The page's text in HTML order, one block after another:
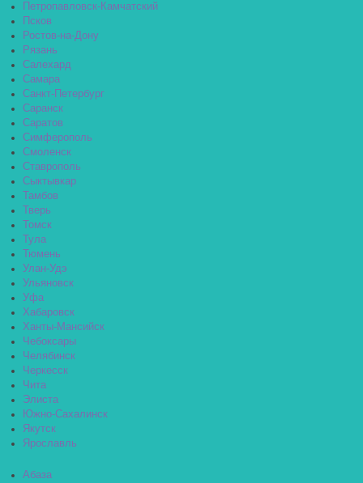
Петропавловск-Камчатский
Псков
Ростов-на-Дону
Рязань
Салехард
Самара
Санкт-Петербург
Саранск
Саратов
Симферополь
Смоленск
Ставрополь
Сыктывкар
Тамбов
Тверь
Томск
Тула
Тюмень
Улан-Удэ
Ульяновск
Уфа
Хабаровск
Ханты-Мансийск
Чебоксары
Челябинск
Черкесск
Чита
Элиста
Южно-Сахалинск
Якутск
Ярославль
Абаза